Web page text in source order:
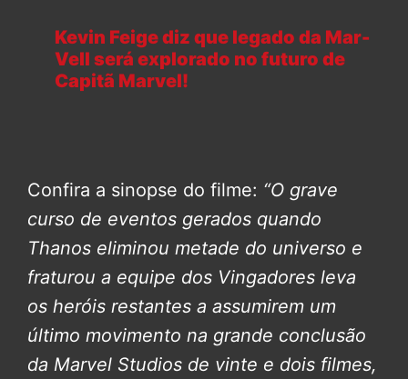
Kevin Feige diz que legado da Mar-
Vell será explorado no futuro de
Capitã Marvel!
Confira a sinopse do filme: “O grave
curso de eventos gerados quando
Thanos eliminou metade do universo e
fraturou a equipe dos Vingadores leva
os heróis restantes a assumirem um
último movimento na grande conclusão
da Marvel Studios de vinte e dois filmes,